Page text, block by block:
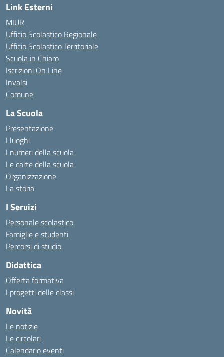
Link Esterni
MIUR
Ufficio Scolastico Regionale
Ufficio Scolastico Territoriale
Scuola in Chiaro
Iscrizioni On Line
Invalsi
Comune
La Scuola
Presentazione
I luoghi
I numeri della scuola
Le carte della scuola
Organizzazione
La storia
I Servizi
Personale scolastico
Famiglie e studenti
Percorsi di studio
Didattica
Offerta formativa
I progetti delle classi
Novità
Le notizie
Le circolari
Calendario eventi